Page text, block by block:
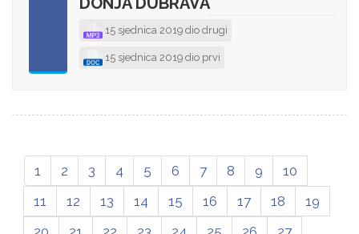
15 sjednica 2019 dio drugi
15 sjednica 2019 dio prvi
1 2 3 4 5 6 7 8 9
10
11
12 13 14 15 16 17 18
19